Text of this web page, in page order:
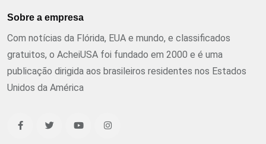
Sobre a empresa
Com notícias da Flórida, EUA e mundo, e classificados
gratuitos, o AcheiUSA foi fundado em 2000 e é uma
publicação dirigida aos brasileiros residentes nos Estados
Unidos da América